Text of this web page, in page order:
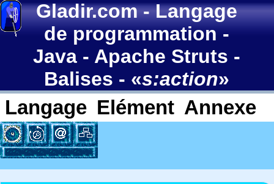
Gladir.com-Langage
de programmation-
Java - Apache Struts -
Balises - «s:action»
Langage Elément Annexe